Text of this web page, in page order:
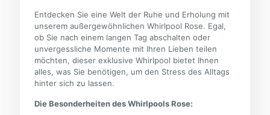
Entdecken Sie eine Welt der Ruhe und Erholung mit
unserem außergewöhnlichen Whirlpool Rose. Egal,
ob Sie nach einem langen Tag abschalten oder
unvergessliche Momente mit Ihren Lieben teilen
möchten, dieser exklusive Whirlpool bietet Ihnen
alles, was Sie benötigen, um den Stress des Alltags
hinter sich zu lassen.
Die Besonderheiten des Whirlpools Rose: